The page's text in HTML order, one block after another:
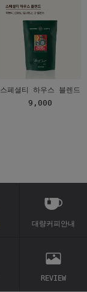
스페셜티 하우스 블렌드
9,000
대량커피안내
REVIEW